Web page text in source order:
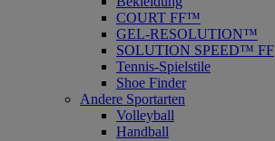
COURT FF™
GEL-RESOLUTION™
SOLUTION SPEED™ FF
Tennis-Spielstile
Shoe Finder
Andere Sportarten
Volleyball
Handball